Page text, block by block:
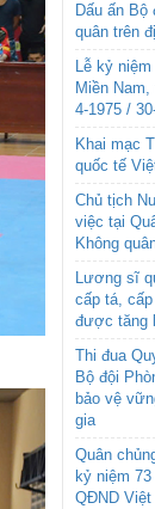
Dấu ấn Bộ
quân trên
Lễ kỷ
Miền
4-1975 /
Khai mạc
quốc tế
Chủ tịch
việc tại
Không
Lương sĩ
cấp tá,
được tăng
Thi đua
Bộ đội
bảo vệ
gia
Quân
kỷ niệm
QĐND Việt